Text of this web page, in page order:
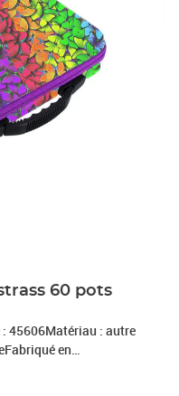
60 pots
45606Matériau : autre
en
Lyonnais